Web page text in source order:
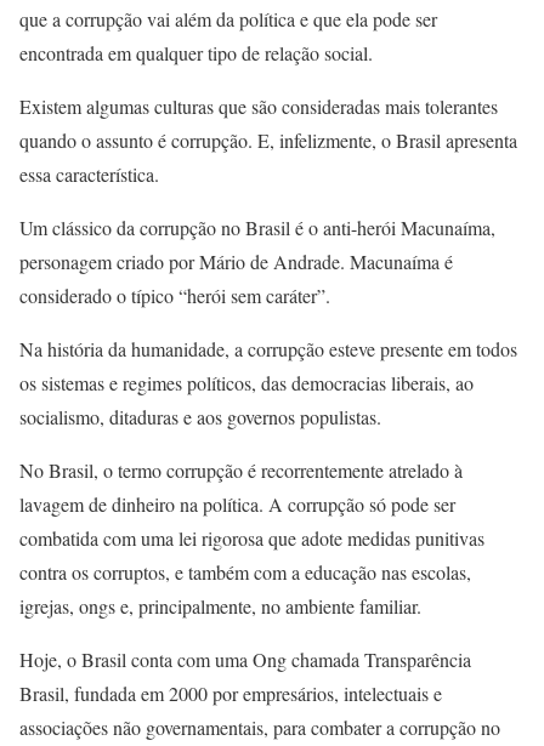
que a corrupção vai além da política e que ela pode ser
encontrada em qualquer tipo de relação social.
Existem algumas culturas que são consideradas mais tolerantes
quando o assunto é corrupção. E, infelizmente, o Brasil apresenta
essa característica.
Um clássico da corrupção no Brasil é o anti-herói Macunaíma,
personagem criado por Mário de Andrade. Macunaíma é
considerado o típico “herói sem caráter”.
Na história da humanidade, a corrupção esteve presente em todos
os sistemas e regimes políticos, das democracias liberais, ao
socialismo, ditaduras e aos governos populistas.
No Brasil, o termo corrupção é recorrentemente atrelado à
lavagem de dinheiro na política. A corrupção só pode ser
combatida com uma lei rigorosa que adote medidas punitivas
contra os corruptos, e também com a educação nas escolas,
igrejas, ongs e, principalmente, no ambiente familiar.
Hoje, o Brasil conta com uma Ong chamada Transparência
Brasil, fundada em 2000 por empresários, intelectuais e
associações não governamentais, para combater a corrupção no